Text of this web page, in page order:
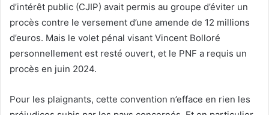
d’intérêt public (CJIP) avait permis au groupe d’éviter un
procès contre le versement d’une amende de 12 millions
d’euros. Mais le volet pénal visant Vincent Bolloré
personnellement est resté ouvert, et le PNF a requis un
procès en juin 2024.
Pour les plaignants, cette convention n’efface en rien les